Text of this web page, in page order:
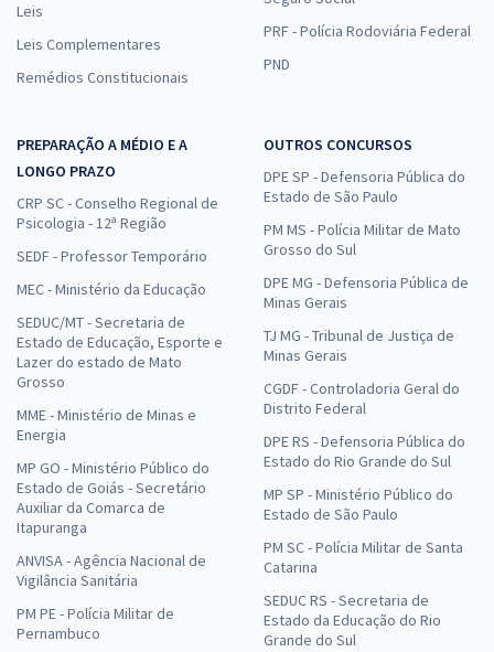
Leis
Leis Complementares
Remédios Constitucionais
PRF - Polícia Rodoviária Federal
PND
PREPARAÇÃO A MÉDIO E A
LONGO PRAZO
CRP SC - Conselho Regional de
Psicologia - 12ª Região
SEDF - Professor Temporário
MEC - Ministério da Educação
SEDUC/MT - Secretaria de
Estado de Educação, Esporte e
Lazer do estado de Mato
Grosso
MME - Ministério de Minas e
Energia
MP GO - Ministério Público do
Estado de Goiás - Secretário
Auxiliar da Comarca de
Itapuranga
ANVISA - Agência Nacional de
Vigilância Sanitária
PM PE - Polícia Militar de
Pernambuco
OUTROS CONCURSOS
DPE SP - Defensoria Pública do
Estado de São Paulo
PM MS - Polícia Militar de Mato
Grosso do Sul
DPE MG - Defensoria Pública de
Minas Gerais
TJ MG - Tribunal de Justiça de
Minas Gerais
CGDF - Controladoria Geral do
Distrito Federal
DPE RS - Defensoria Pública do
Estado do Rio Grande do Sul
MP SP - Ministério Público do
Estado de São Paulo
PM SC - Polícia Militar de Santa
Catarina
SEDUC RS - Secretaria de
Estado da Educação do Rio
Grande do Sul